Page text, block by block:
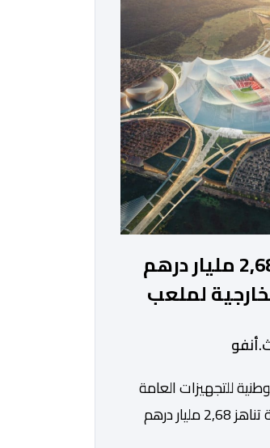
التاسعة ليلا. وكانت
تأهلن إلى الدور ربع
المجموعة الأولى
حصدنها من انتصارين
[…]
تخصيص 2,68 مليار درهم
لملعب
للتجهيزات العامة
تخصيص ميزانية تناهز 2,68 مليار درهم